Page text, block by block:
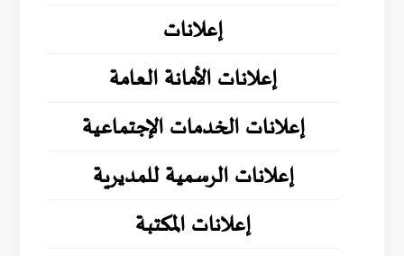
إعلانات
إعلانات الأمانة العامة
إعلانات الخدمات الإجتماعية
إعلانات الرسمية للمديرية
إعلانات المكتبة